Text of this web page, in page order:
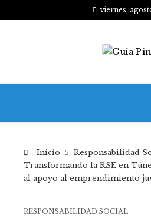
viernes,
Inicio
Responsabilidad
Transformando la RSE en
al apoyo al emprendimiento
RESPONSABILIDAD SOCIAL